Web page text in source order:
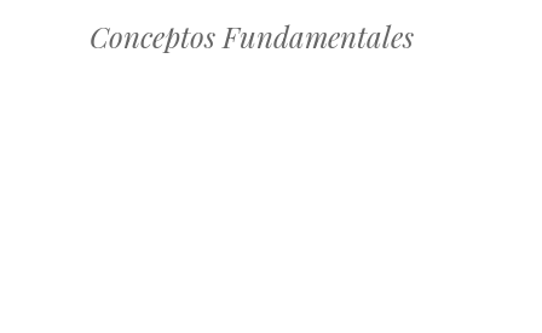
Conceptos Fundamentales